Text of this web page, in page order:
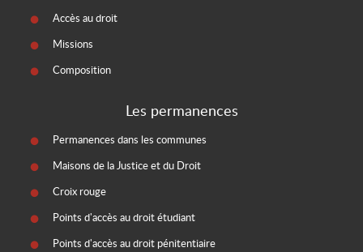
Accès au droit
Missions
Composition
Les permanences
Permanences dans les communes
Maisons de la Justice et du Droit
Croix rouge
Points d'accès au droit étudiant
Points d'accès au droit pénitentiaire